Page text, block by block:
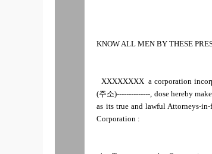
KNOW ALL MEN BY THESE
XXXXXXXXa corporation
(주소)--------------, dose hereby
as its true and lawful Attorneys-
Corporation :